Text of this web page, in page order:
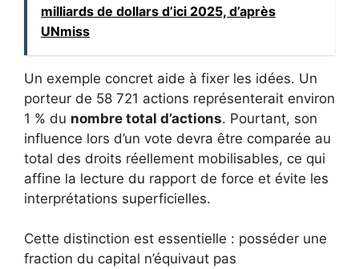
milliards de dollars d’ici 2025, d’après
UNmiss
Un exemple concret aide à fixer les idées. Un
porteur de 58 721 actions représenterait environ
1 % du nombre total d’actions. Pourtant, son
influence lors d’un vote devra être comparée au
total des droits réellement mobilisables, ce qui
affine la lecture du rapport de force et évite les
interprétations superficielles.
Cette distinction est essentielle : posséder une
fraction du capital n’équivaut pas